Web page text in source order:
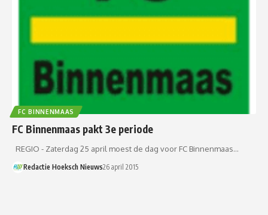
FC BINNENMAAS
FC Binnenmaas pakt 3e periode
REGIO - Zaterdag 25 april moest de dag voor FC Binnenmaas…
Redactie Hoeksch Nieuws26 april 2015